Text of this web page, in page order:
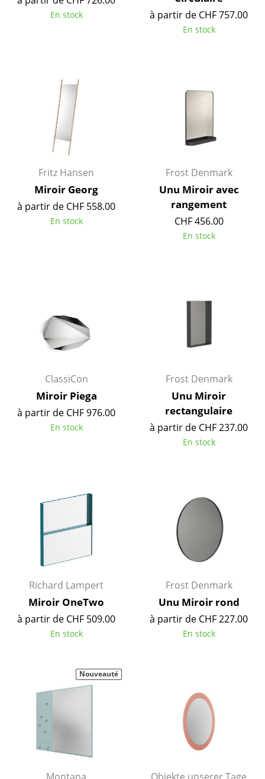
Pièces détachées
Suspensions & Plafonniers
Lampes de table
Lampes de bureau
Lampes de sol
Appliques murales
Lits doubles
Lits empilables
Lits enfants
Tables de chevet et Accessoires de lit
Horloges
Miroirs
Figurines & Miniatures
Plateaux
Accessoires de bureau
Couvertures
Coussins
Tapis
En stock à partir de CHF 757.00
En stock
Fritz Hansen
Miroir Georg
à partir de CHF 558.00
En stock
Frost Denmark
Unu Miroir avec
rangement
CHF 456.00
En stock
ClassiCon
Miroir Piega
à partir de CHF 976.00
En stock
Frost Denmark
Unu Miroir
rectangulaire
à partir de CHF 237.00
En stock
Richard Lampert
Miroir OneTwo
à partir de CHF 509.00
En stock
Frost Denmark
Unu Miroir rond
à partir de CHF 227.00
En stock
Montana
Nouveauté
Objekte unserer Tage